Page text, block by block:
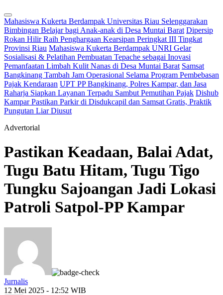
Mahasiswa Kukerta Berdampak Universitas Riau Selenggarakan
Bimbingan Belajar bagi Anak-anak di Desa Muntai Barat Dipersip
Rokan Hilir Raih Penghargaan Kearsipan Peringkat III Tingkat
Provinsi Riau Mahasiswa Kukerta Berdampak UNRI Gelar
Sosialisasi & Pelatihan Pembuatan Tepache sebagai Inovasi
Pemanfaatan Limbah Kulit Nanas di Desa Muntai Barat Samsat
Bangkinang Tambah Jam Operasional Selama Program Pembebasan
Pajak Kendaraan UPT PP Bangkinang, Polres Kampar, dan Jasa
Raharja Siapkan Layanan Terpadu Sambut Pemutihan Pajak Dishub
Kampar Pastikan Parkir di Disdukcapil dan Samsat Gratis, Praktik
Pungutan Liar Diusut
Advertorial
Pastikan Keadaan, Balai Adat,
Tugu Batu Hitam, Tugu Tigo
Tungku Sajoangan Jadi Lokasi
Patroli Satpol-PP Kampar
Jurnalis
12 Mei 2025 - 12:52 WIB